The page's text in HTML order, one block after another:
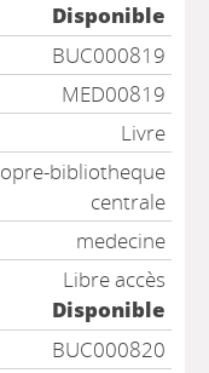
Disponible
BUC000819
MED00819
Livre
bibliotheque
centrale
medecine
Libre accès
Disponible
BUC000820